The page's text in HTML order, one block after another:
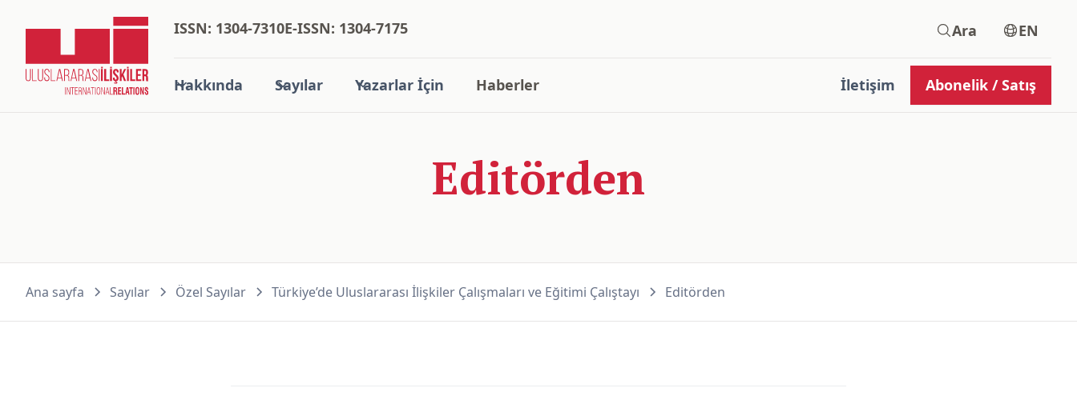
Hakkında Sayılar Yazarlar İçin Haberler İletişim Abonelik / Satış
ISSN: 1304-7310E-ISSN: 1304-7175 Ara EN
Editörden
Ana sayfa Sayılar Özel Sayılar Türkiye’de Uluslararası İlişkiler Çalışmaları ve Eğitimi Çalıştayı Editörden